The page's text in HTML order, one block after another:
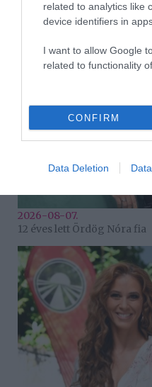
related to analytics like
device identifiers in
I want to allow Google
related to functionality
CONFIRM
Data Deletion
Koltai Róbert életükről
2026-08-07.
12 éves lett Ördög Nóra fia